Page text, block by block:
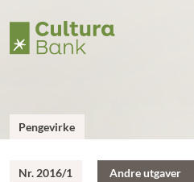
o
Pengevirke
Nr. 2016/1 Andre utgaver